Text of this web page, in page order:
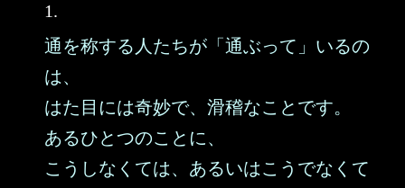
1.
通を称する人たちが「通ぶって」いるの
は、
はた目には奇妙で、滑稽なことです。
あるひとつのことに、
こうしなくては、あるいはこうでなくて